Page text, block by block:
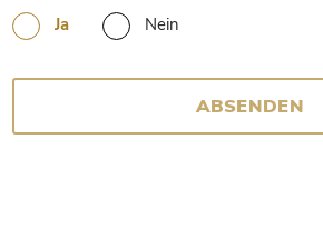
Ja
Nein
ABSENDEN